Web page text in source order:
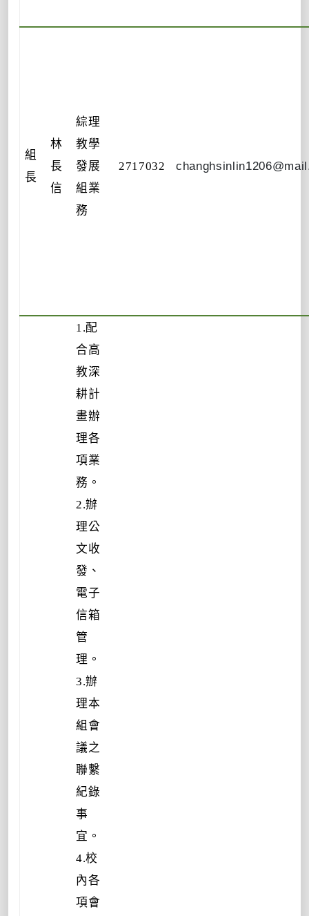
組
長
林
長
信
綜理
教學
發展
組業
務
2717032
1.配
合高
教深
耕計
畫辦
理各
項業
務。
2.辦
理公
文收
發、
電子
信箱
管
理。
3.辦
理本
組會
議之
聯繫
紀錄
事
宜。
4.校
內各
項會